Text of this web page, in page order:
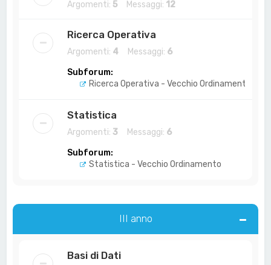
Argomenti: 5 Messaggi: 12
Ricerca Operativa
Argomenti: 4 Messaggi: 6
Subforum:
Ricerca Operativa - Vecchio Ordinamento
Statistica
Argomenti: 3 Messaggi: 6
Subforum:
Statistica - Vecchio Ordinamento
III anno
Basi di Dati